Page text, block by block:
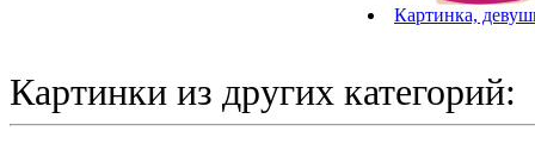
Картинка,
Картинки из других категорий: